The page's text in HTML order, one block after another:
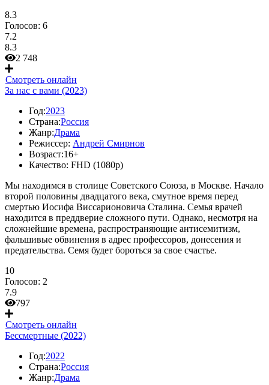
8.3
Голосов: 6
7.2
8.3
2 748
Смотреть онлайн
За нас с вами (2023)
Год:2023
Страна:Россия
Жанр:Драма
Режиссер: Андрей Смирнов
Возраст:16+
Качество: FHD (1080p)
Мы находимся в столице Советского Союза, в Москве. Начало
второй половины двадцатого века, смутное время перед
смертью Иосифа Виссарионовича Сталина. Семья врачей
находится в преддверие сложного пути. Однако, несмотря на
сложнейшие времена, распространяющие антисемитизм,
фальшивые обвинения в адрес профессоров, донесения и
предательства. Семя будет бороться за свое счастье.
10
Голосов: 2
7.9
797
Смотреть онлайн
Бессмертные (2022)
Год:2022
Страна:Россия
Жанр:Драма